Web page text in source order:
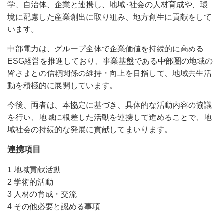
学、自治体、企業と連携し、地域･社会の人材育成や、環
境に配慮した産業創出に取り組み、地方創生に貢献をして
います。
中部電力は、グループ全体で企業価値を持続的に高める
ESG経営を推進しており、事業基盤である中部圏の地域の
皆さまとの信頼関係の維持・向上を目指して、地域共生活
動を積極的に展開しています。
今後、両者は、本協定に基づき、具体的な活動内容の協議
を行い、地域に根差した活動を連携して進めることで、地
域社会の持続的な発展に貢献してまいります。
連携項目
1 地域貢献活動
2 学術的活動
3 人材の育成・交流
4 その他必要と認める事項